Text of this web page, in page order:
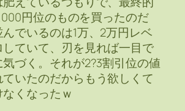
円位のものを買ったのだ
でいるのは1万、2万円レベ
ていて、刃を見れば一目で
づく。それが2?3割引位の値
いたのだからもう欲しくて
くなったｗ